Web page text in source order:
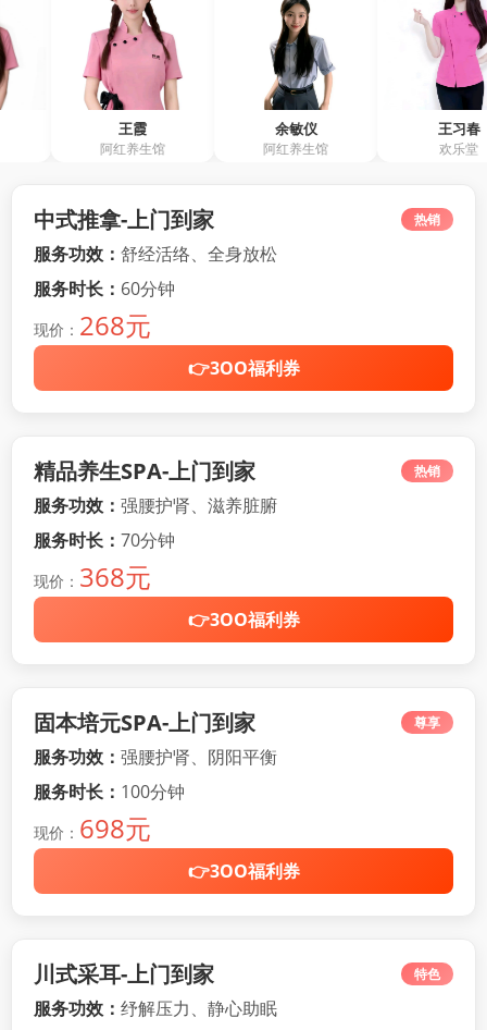
阿红养生馆 阿红养生馆
中式推拿-上门到家 热销
服务功效： 舒经活络、全身放松
服务时长： 60分钟
现价： 268元
👉3OO福利券
精品养生SPA-上门到家 热销
服务功效： 强腰护肾、滋养脏腑
服务时长： 70分钟
现价： 368元
👉3OO福利券
固本培元SPA-上门到家 尊享
服务功效： 强腰护肾、阴阳平衡
服务时长： 100分钟
现价： 698元
👉3OO福利券
川式采耳-上门到家 特色
服务功效： 纾解压力、静心助眠